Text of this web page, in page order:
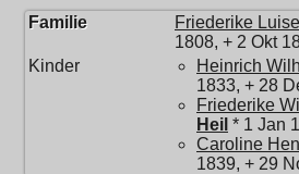
Familie Friederike Luise
1808, + 2 Okt
Kinder
Heinrich
1833, + 28
Friederike
Heil * 1 Jan
Caroline
1839, + 29